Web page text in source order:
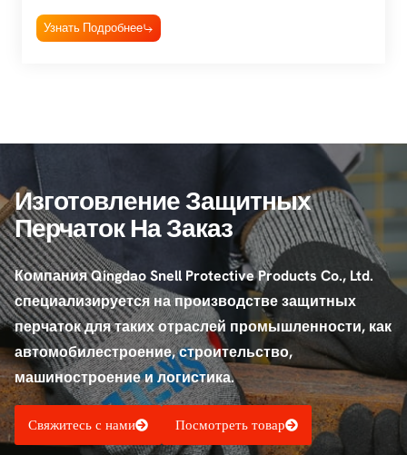
Узнать Подробнее
Изготовление Защитных
Перчаток На Заказ
Компания Qingdao Snell Protective Products Co., Ltd.
специализируется на производстве защитных
перчаток для таких отраслей промышленности, как
автомобилестроение, строительство,
машиностроение и логистика.
Свяжитесь с нами Посмотреть товар